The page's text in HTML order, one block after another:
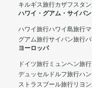
キルギス旅行カザフスタ
ハワイ・グアム・サイパン
ハワイ旅行ハワイ島旅行
グアム旅行サイパン旅行
ヨーロッパ
ドイツ旅行 ミュンヘン旅行
デュッセルドルフ旅行ハ
ストラスブール旅行リヨ